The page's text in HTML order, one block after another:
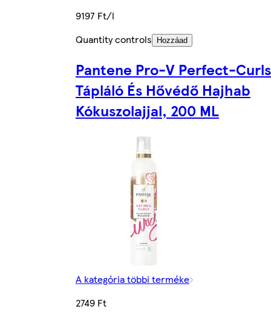
9197 Ft/l
Quantity controls
Hozzáad
Pantene Pro-V Perfect-Curls
Tápláló És Hővédő Hajhab
Kókuszolajjal, 200 ML
A kategória többi terméke
2749 Ft